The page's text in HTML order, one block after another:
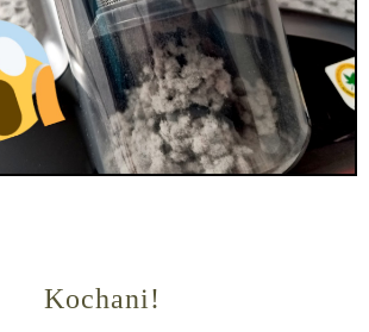
Kochani!